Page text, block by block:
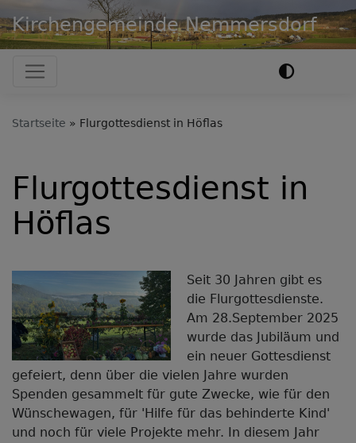
zum
Inhalt
Kirchengemeinde Nemmersdorf
Hauptnavigation
Startseite Flurgottesdienst in Höflas
Flurgottesdienst in
Höflas
Seit 30 Jahren gibt es
die Flurgottesdienste.
Am 28.September 2025
wurde das Jubiläum und
ein neuer Gottesdienst
gefeiert, denn über die vielen Jahre wurden
Spenden gesammelt für gute Zwecke, wie für den
Wünschewagen, für 'Hilfe für das behinderte Kind'
und noch für viele Projekte mehr. In diesem Jahr